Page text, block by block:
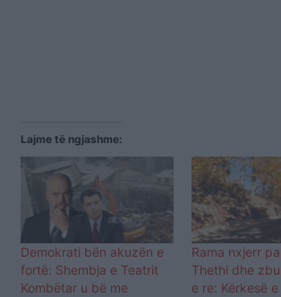
Lajme të ngjashme:
Demokrati bën akuzën e
fortë: Shembja e Teatrit
Kombëtar u bë me
Rama nxjerr
Thethi dhe
e re: Kërkesë e